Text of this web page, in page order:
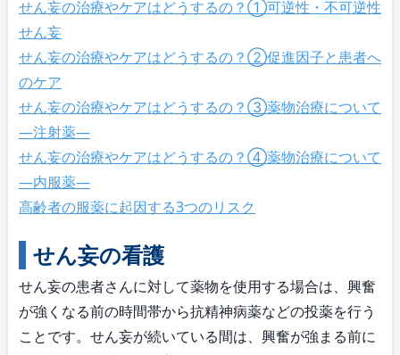
せん妄の治療やケアはどうするの？①可逆性・不可逆性
せん妄
せん妄の治療やケアはどうするの？②促進因子と患者へ
のケア
せん妄の治療やケアはどうするの？③薬物治療について
―注射薬―
せん妄の治療やケアはどうするの？④薬物治療について
―内服薬―
高齢者の服薬に起因する3つのリスク
せん妄の看護
せん妄の患者さんに対して薬物を使用する場合は、興奮
が強くなる前の時間帯から抗精神病薬などの投薬を行う
ことです。せん妄が続いている間は、興奮が強まる前に